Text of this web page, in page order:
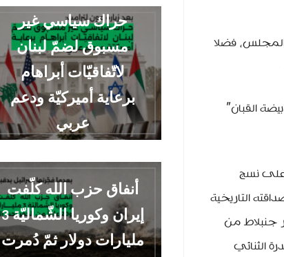
فضلا
القبان”
على نسج
التاريخية
جنبلاط من
الثنائي
حراك سياسي غير
مسبوق لضمّ لبنان
لاتّفاقيّات أبراهام
برعاية أميركيّة ودعم
عربي
أنفاق حزب الله كلّفت
إيران وكوريا الشّماليّة 3
مليارات دولار ثمّ دُمرت